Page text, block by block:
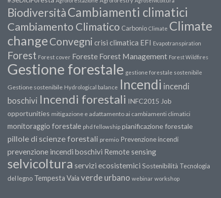
BiodiversitàCambiamenti climatici
Cambiamento Climatico Carbonio Climate Climate
changeConvegni crisi climatica EFI Evapotranspiration
Forest Forest cover Foreste Forest Management Forest Wildfires
Gestione forestale gestione forestale sostenibile
Gestione sostenibile Hydrological balance Incendi incendi
boschivi Incendi forestali INFC2015 Job
opportunities mitigazione e adattamento ai cambiamenti climatici
monitoraggio forestale phd fellowship pianificazione forestale
pillole di scienze forestali premio Prevenzione incendi
prevenzione incendi boschivi Remote sensing
selvicoltura servizi ecosistemici Sostenibilità Tecnologia
del legno Tempesta Vaia verde urbano webinar workshop